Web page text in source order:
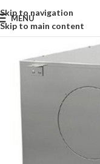
Skip to navigation
Skip to main content
MENU